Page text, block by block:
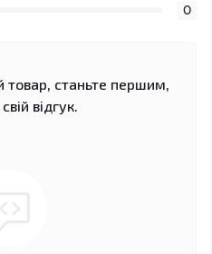
0
товар, станьте першим,
відгук.